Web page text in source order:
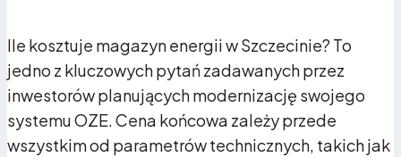
Ile kosztuje magazyn energii w Szczecinie? To
jedno z kluczowych pytań zadawanych przez
inwestorów planujących modernizację swojego
systemu OZE. Cena końcowa zależy przede
wszystkim od parametrów technicznych, takich jak